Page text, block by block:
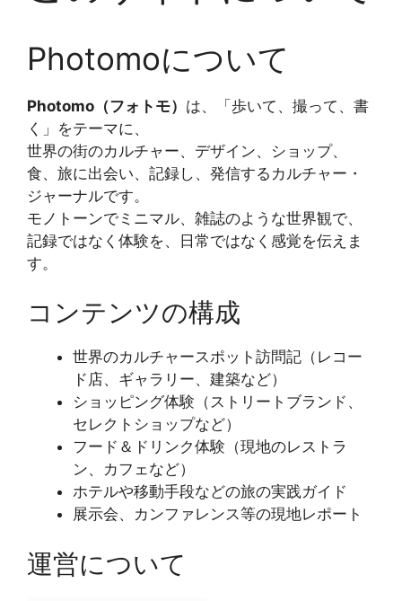
Photomoについて
Photomo（フォトモ） は、「歩いて、撮って、書
く」をテーマに、
世界の街のカルチャー、デザイン、ショップ、
食、旅に出会い、記録し、発信するカルチャー・
ジャーナルです。
モノトーンでミニマル、雑誌のような世界観で、
記録ではなく体験を、日常ではなく感覚を伝えま
す。
コンテンツの構成
世界のカルチャースポット訪問記（レコー
ド店、ギャラリー、建築など）
ショッピング体験（ストリートブランド、
セレクトショップなど）
フード＆ドリンク体験（現地のレストラ
ン、カフェなど）
ホテルや移動手段などの旅の実践ガイド
展示会、カンファレンス等の現地レポート
運営について